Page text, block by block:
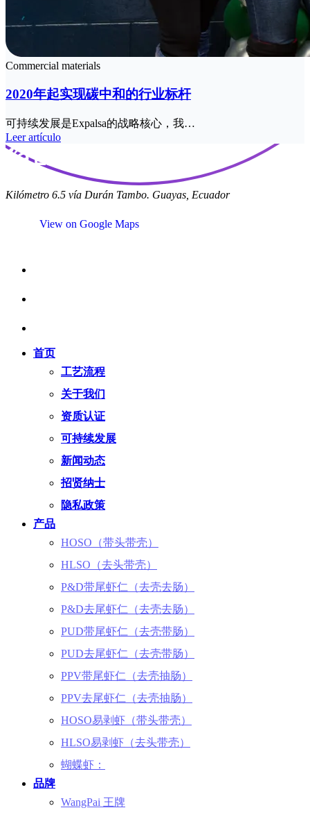
Commercial materials
2020年起实现碳中和的行业标杆​
可持续发展是Expalsa的战略核心，我…
Leer artículo
Kilómetro 6.5 vía Durán Tambo. Guayas, Ecuador
View on Google Maps
首页
工艺流程
关于我们
资质认证
可持续发展
新闻动态
招贤纳士
隐私政策
产品
HOSO（带头带壳）
HLSO（去头带壳）
P&D带尾虾仁（去壳去肠）
P&D去尾虾仁（去壳去肠）
PUD带尾虾仁（去壳带肠）
PUD去尾虾仁（去壳带肠）
PPV带尾虾仁（去壳抽肠）
PPV去尾虾仁（去壳抽肠）
HOSO易剥虾（带头带壳）
HLSO易剥虾（去头带壳）
蝴蝶虾：
品牌
WangPai 王牌